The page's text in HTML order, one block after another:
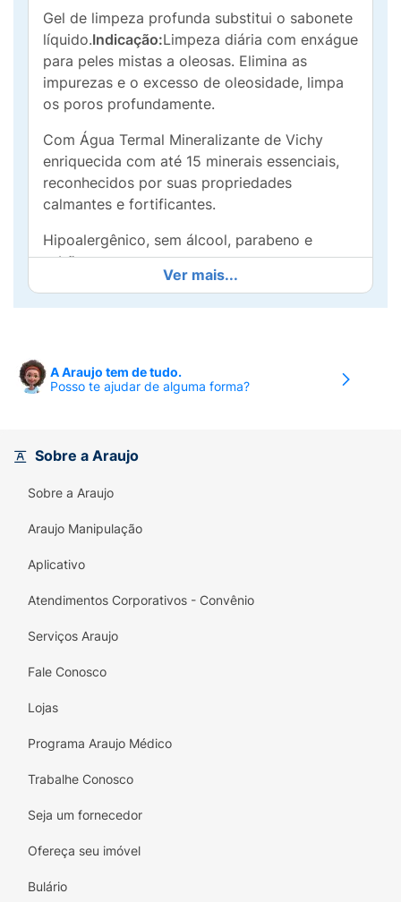
Gel de limpeza profunda substitui o sabonete
líquido.Indicação:Limpeza diária com enxágue
para peles mistas a oleosas. Elimina as
impurezas e o excesso de oleosidade, limpa
os poros profundamente.
Com Água Termal Mineralizante de Vichy
enriquecida com até 15 minerais essenciais,
reconhecidos por suas propriedades
calmantes e fortificantes.
Hipoalergênico, sem álcool, parabeno e
sabão.
Modo de uso:Aplicar duas vezes ao dia, pela
Advertências:Não aplicar nas pálpebras e ao
redor dos olhos. Não usar em crianças.
Ver mais...
A Araujo tem de tudo.
Posso te ajudar de alguma forma?
Sobre a Araujo
Sobre a Araujo
Araujo Manipulação
Aplicativo
Atendimentos Corporativos - Convênio
Serviços Araujo
Fale Conosco
Lojas
Programa Araujo Médico
Trabalhe Conosco
Seja um fornecedor
Ofereça seu imóvel
Bulário